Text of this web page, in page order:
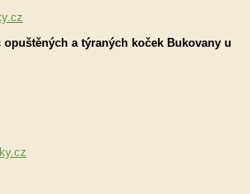
a týraných koček Bukovany u